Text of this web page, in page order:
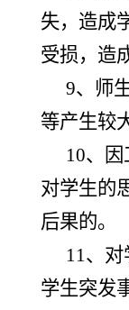
失，造成
受损，造
9、师
等产生较
10、
对学生的
后果的。
11、
学生突发